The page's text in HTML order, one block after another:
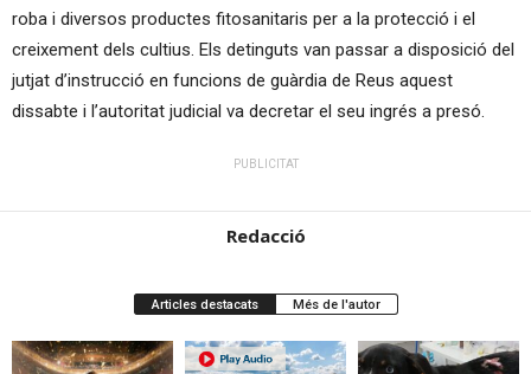
roba i diversos productes fitosanitaris per a la protecció i el
creixement dels cultius. Els detinguts van passar a disposició del
jutjat d’instrucció en funcions de guàrdia de Reus aquest
dissabte i l’autoritat judicial va decretar el seu ingrés a presó.
PUBLICITAT
Redacció
Articles destacats Més de l'autor